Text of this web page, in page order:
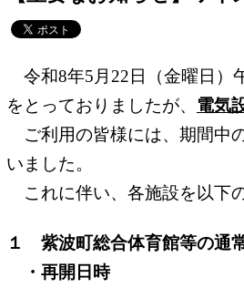
令和8年5月22日（金曜日）
をとっておりましたが、 電気
ご利用の皆様には、期間中
いました。
これに伴い、各施設を以下
１ 紫波町総合体育館等の通
・再開日時